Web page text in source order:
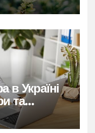
в Україні
та